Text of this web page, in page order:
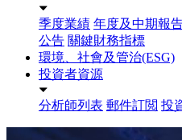
季度業績 年度及中期報
公告 關鍵財務指標
環境、社會及管治(ESG)
投資者資源
分析師列表 郵件訂閲 投